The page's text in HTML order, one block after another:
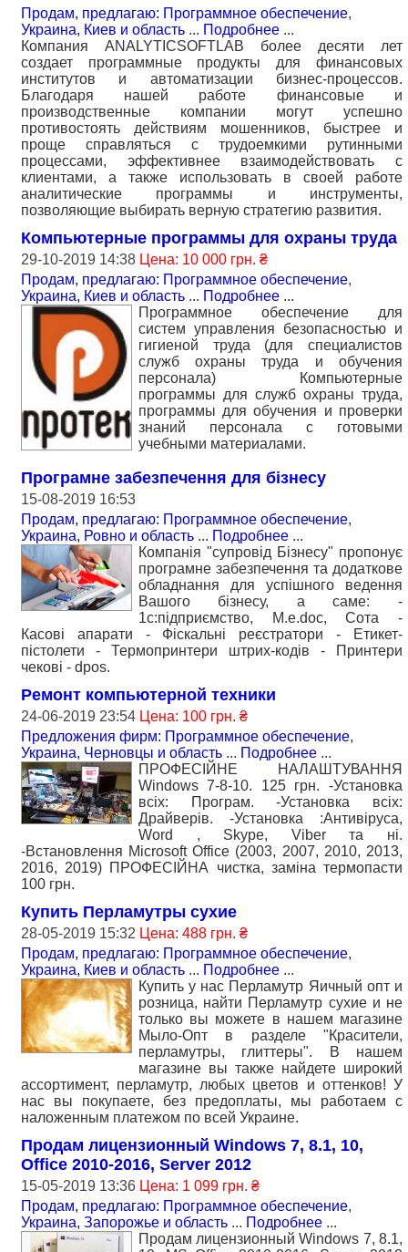
Продам, предлагаю: Программное обеспечение,
Украина, Киев и область ... Подробнее ...
Компания ANALYTICSOFTLAB более десяти лет
создает программные продукты для финансовых
институтов и автоматизации бизнес-процессов.
Благодаря нашей работе финансовые и
производственные компании могут успешно
противостоять действиям мошенников, быстрее и
проще справляться с трудоемкими рутинными
процессами, эффективнее взаимодействовать с
клиентами, а также использовать в своей работе
аналитические программы и инструменты,
позволяющие выбирать верную стратегию развития.
Компьютерные программы для охраны труда
29-10-2019 14:38 Цена: 10 000 грн. ₴
Продам, предлагаю: Программное обеспечение,
Украина, Киев и область ... Подробнее ...
Программное обеспечение для
систем управления безопасностью и
гигиеной труда (для специалистов
служб охраны труда и обучения
персонала) Компьютерные
программы для служб охраны труда,
программы для обучения и проверки
знаний персонала с готовыми
учебными материалами.
Програмне забезпечення для бізнесу
15-08-2019 16:53
Продам, предлагаю: Программное обеспечение,
Украина, Ровно и область ... Подробнее ...
Компанія "супровід Бізнесу" пропонує
програмне забезпечення та додаткове
обладнання для успішного ведення
Вашого бізнесу, а саме: -
1с:підприємство, M.e.doc, Сота -
Касові апарати - Фіскальні реєстратори - Етикет-
пістолети - Термопринтери штрих-кодів - Принтери
чекові - dpos.
Ремонт компьютерной техники
24-06-2019 23:54 Цена: 100 грн. ₴
Предложения фирм: Программное обеспечение,
Украина, Черновцы и область ... Подробнее ...
ПРОФЕСІЙНЕ НАЛАШТУВАННЯ
Windows 7-8-10. 125 грн. -Установка
всіх: Програм. -Установка всіх:
Драйверів. -Установка :Антивіруса,
Word , Skype, Viber та ні.
-Встановлення Microsoft Office (2003, 2007, 2010, 2013,
2016, 2019) ПРОФЕСІЙНА чистка, заміна термопасти
100 грн.
Купить Перламутры сухие
28-05-2019 15:32 Цена: 488 грн. ₴
Продам, предлагаю: Программное обеспечение,
Украина, Киев и область ... Подробнее ...
Купить у нас Перламутр Яичный опт и
розница, найти Перламутр сухие и не
только вы можете в нашем магазине
Мыло-Опт в разделе "Красители,
перламутры, глиттеры". В нашем
магазине вы также найдете широкий
ассортимент, перламутр, любых цветов и оттенков! У
нас вы покупаете, без предоплаты, мы работаем с
наложенным платежом по всей Украине.
Продам лицензионный Windows 7, 8.1, 10,
Office 2010-2016, Server 2012
15-05-2019 13:36 Цена: 1 099 грн. ₴
Продам, предлагаю: Программное обеспечение,
Украина, Запорожье и область ... Подробнее ...
Продам лицензионный Windows 7, 8.1,